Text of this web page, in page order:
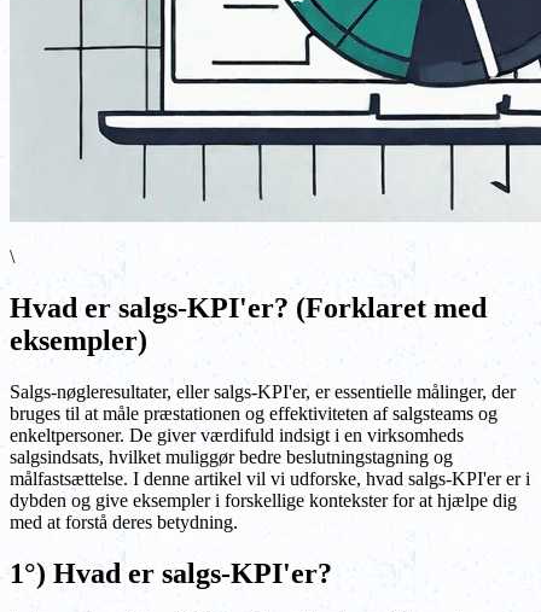
\
Hvad er salgs-KPI'er? (Forklaret med
eksempler)
Salgs-nøgleresultater, eller salgs-KPI'er, er essentielle målinger, der
bruges til at måle præstationen og effektiviteten af salgsteams og
enkeltpersoner. De giver værdifuld indsigt i en virksomheds
salgsindsats, hvilket muliggør bedre beslutningstagning og
målfastsættelse. I denne artikel vil vi udforske, hvad salgs-KPI'er er i
dybden og give eksempler i forskellige kontekster for at hjælpe dig
med at forstå deres betydning.
1°) Hvad er salgs-KPI'er?